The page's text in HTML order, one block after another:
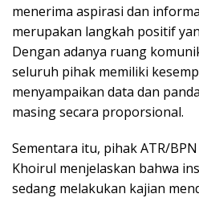
menerima aspirasi dan
merupakan langkah positif
Dengan adanya ruang
seluruh pihak memiliki
menyampaikan data dan
masing secara proporsional.
Sementara itu, pihak ATR/
Khoirul menjelaskan bahwa
sedang melakukan kajian